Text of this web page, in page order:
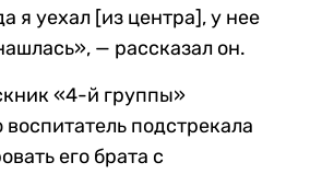
я уехал [из центра], у нее
— рассказал он.
«4-й группы»
подстрекала
его брата с